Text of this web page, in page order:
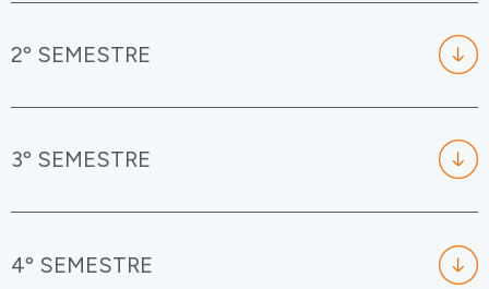
2º SEMESTRE
3º SEMESTRE
4º SEMESTRE